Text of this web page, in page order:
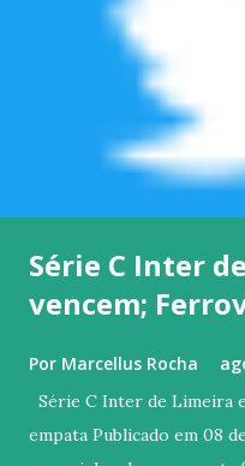
Série C Inter
vencem;
Por Marcellus Rocha
Série C Inter de Limeira
empata Publicado em 08